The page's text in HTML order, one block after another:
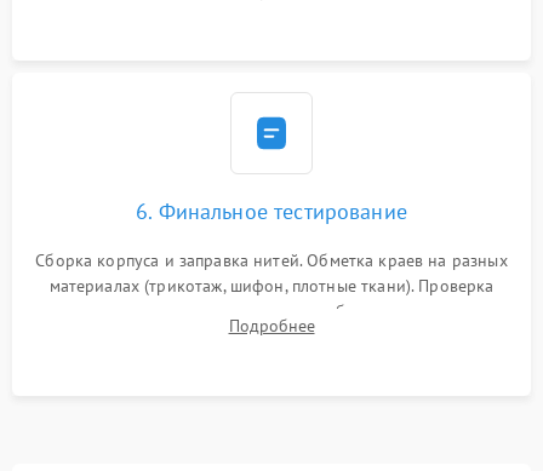
6. Финальное тестирование
Сборка корпуса и заправка нитей. Обметка краев на разных
материалах (трикотаж, шифон, плотные ткани). Проверка
ровности среза, эластичности шва, работы ролевого шва и
отсутствия стягивания или волнистости ткани.
Подробнее